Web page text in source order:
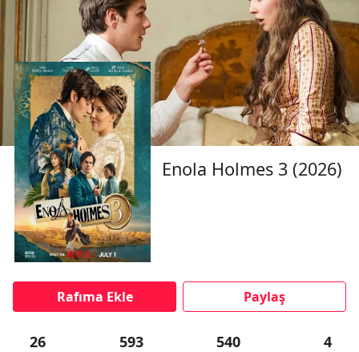
Enola Holmes 3 (2026)
Rafıma Ekle Paylaş
26 593 540 4